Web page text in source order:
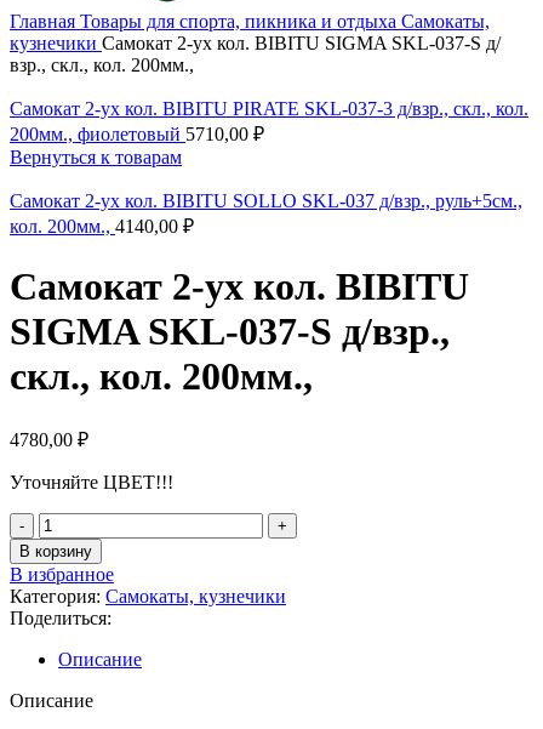
Главная Товары для спорта, пикника и отдыха Самокаты,
кузнечики Самокат 2-ух кол. BIBITU SIGMA SKL-037-S д/
взр., скл., кол. 200мм.,
Самокат 2-ух кол. BIBITU PIRATE SKL-037-3 д/взр., скл., кол.
200мм., фиолетовый 5710,00 ₽
Вернуться к товарам
Самокат 2-ух кол. BIBITU SOLLO SKL-037 д/взр., руль+5см.,
кол. 200мм., 4140,00 ₽
Самокат 2-ух кол. BIBITU
SIGMA SKL-037-S д/взр.,
скл., кол. 200мм.,
4780,00 ₽
Уточняйте ЦВЕТ!!!
В корзину
В избранное
Категория: Самокаты, кузнечики
Поделиться:
Описание
Описание